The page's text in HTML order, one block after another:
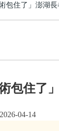
包住了」澎湖
包住了
04-14